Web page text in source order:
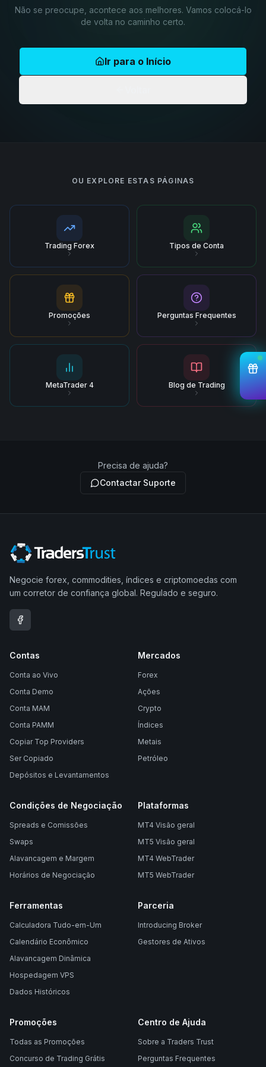
Não se preocupe, acontece aos melhores. Vamos colocá-lo
de volta no caminho certo.
Ir para o Início
OU EXPLORE ESTAS PÁGINAS
Trading Forex Tipos de Conta
Promoções Perguntas Frequentes
MetaTrader 4 Blog de Trading
Precisa de ajuda?
Contactar Suporte
Negocie forex, commodities, índices e criptomoedas com
um corretor de confiança global. Regulado e seguro.
Contas
Conta ao Vivo
Conta Demo
Conta MAM
Conta PAMM
Copiar Top Providers
Ser Copiado
Depósitos e Levantamentos
Mercados
Forex
Ações
Crypto
Índices
Metais
Petróleo
Condições de Negociação
Spreads e Comissões
Swaps
Alavancagem e Margem
Horários de Negociação
Plataformas
MT4 Visão geral
MT5 Visão geral
MT4 WebTrader
MT5 WebTrader
Ferramentas
Calculadora Tudo-em-Um
Calendário Econômico
Alavancagem Dinâmica
Hospedagem VPS
Dados Históricos
Parceria
Introducing Broker
Gestores de Ativos
Promoções
Todas as Promoções
Concurso de Trading Grátis
Centro de Ajuda
Sobre a Traders Trust
Perguntas Frequentes